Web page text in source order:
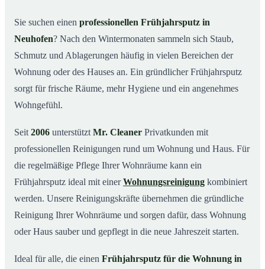
03Was kostet ein Frühjahrsputz in Neuhofen?
04Warum Mr. Cleaner in Neuhofen?
05Typische Anlässe für einen Frühjahrsputz
Jetzt Angebot einholen
Sie suchen einen professionellen Frühjahrsputz in
Neuhofen? Nach den Wintermonaten sammeln sich Staub,
Schmutz und Ablagerungen häufig in vielen Bereichen der
Wohnung oder des Hauses an. Ein gründlicher Frühjahrsputz
sorgt für frische Räume, mehr Hygiene und ein angenehmes
Wohngefühl.
Seit 2006 unterstützt Mr. Cleaner Privatkunden mit
professionellen Reinigungen rund um Wohnung und Haus. Für
die regelmäßige Pflege Ihrer Wohnräume kann ein
Frühjahrsputz ideal mit einerWohnungsreinigung kombiniert
werden. Unsere Reinigungskräfte übernehmen die gründliche
Reinigung Ihrer Wohnräume und sorgen dafür, dass Wohnung
oder Haus sauber und gepflegt in die neue Jahreszeit starten.
Ideal für alle, die einen Frühjahrsputz für die Wohnung in